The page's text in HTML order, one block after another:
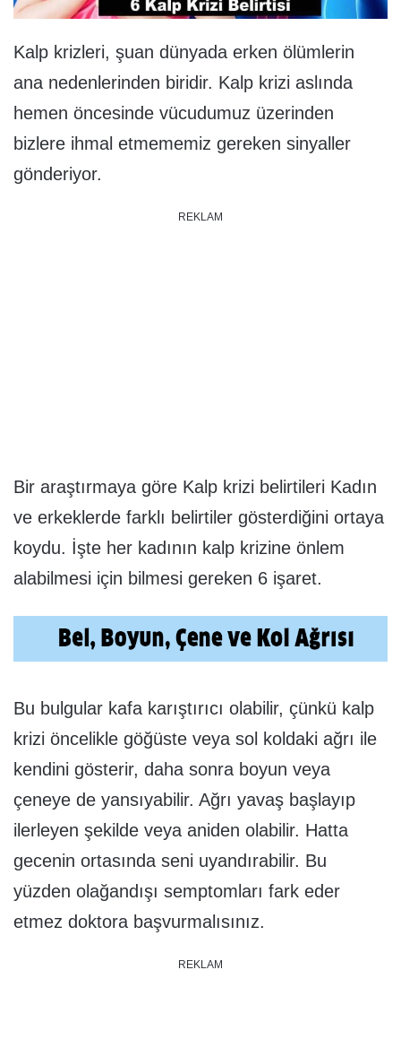
Kalp krizleri, şuan dünyada erken ölümlerin
ana nedenlerinden biridir. Kalp krizi aslında
hemen öncesinde vücudumuz üzerinden
bizlere ihmal etmememiz gereken sinyaller
gönderiyor.
REKLAM
Bir araştırmaya göre Kalp krizi belirtileri Kadın
ve erkeklerde farklı belirtiler gösterdiğini ortaya
koydu. İşte her kadının kalp krizine önlem
alabilmesi için bilmesi gereken 6 işaret.
Bu bulgular kafa karıştırıcı olabilir, çünkü kalp
krizi öncelikle göğüste veya sol koldaki ağrı ile
kendini gösterir, daha sonra boyun veya
çeneye de yansıyabilir. Ağrı yavaş başlayıp
ilerleyen şekilde veya aniden olabilir. Hatta
gecenin ortasında seni uyandırabilir. Bu
yüzden olağandışı semptomları fark eder
etmez doktora başvurmalısınız.
REKLAM